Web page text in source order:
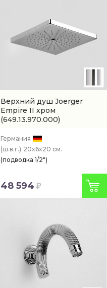
Верхний душ Joerger
Empire II хром
(649.13.970.000)
Германия
(ш.в.г.) 20x6x20 см.
(подводка 1/2")
48 594